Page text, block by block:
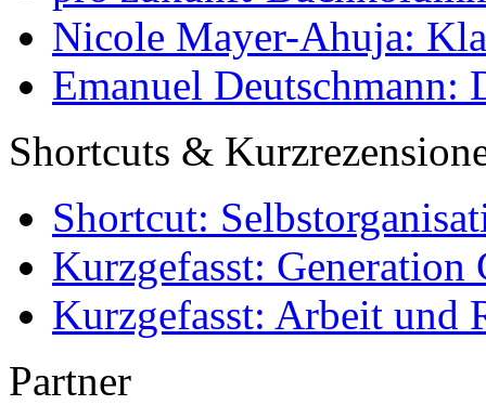
Nicole Mayer-Ahuja:
Emanuel Deutschmann:
Shortcuts &
Shortcut:
Kurzgefasst: Generation
Kurzgefasst: Arbeit und
Partner